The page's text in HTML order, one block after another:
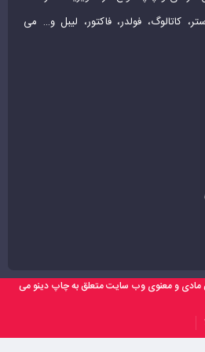
کاتالوگ، فولدر، فاکتور، لیبل و… می
مادی و معنوی وب سایت متعلق به چاپ دینو می